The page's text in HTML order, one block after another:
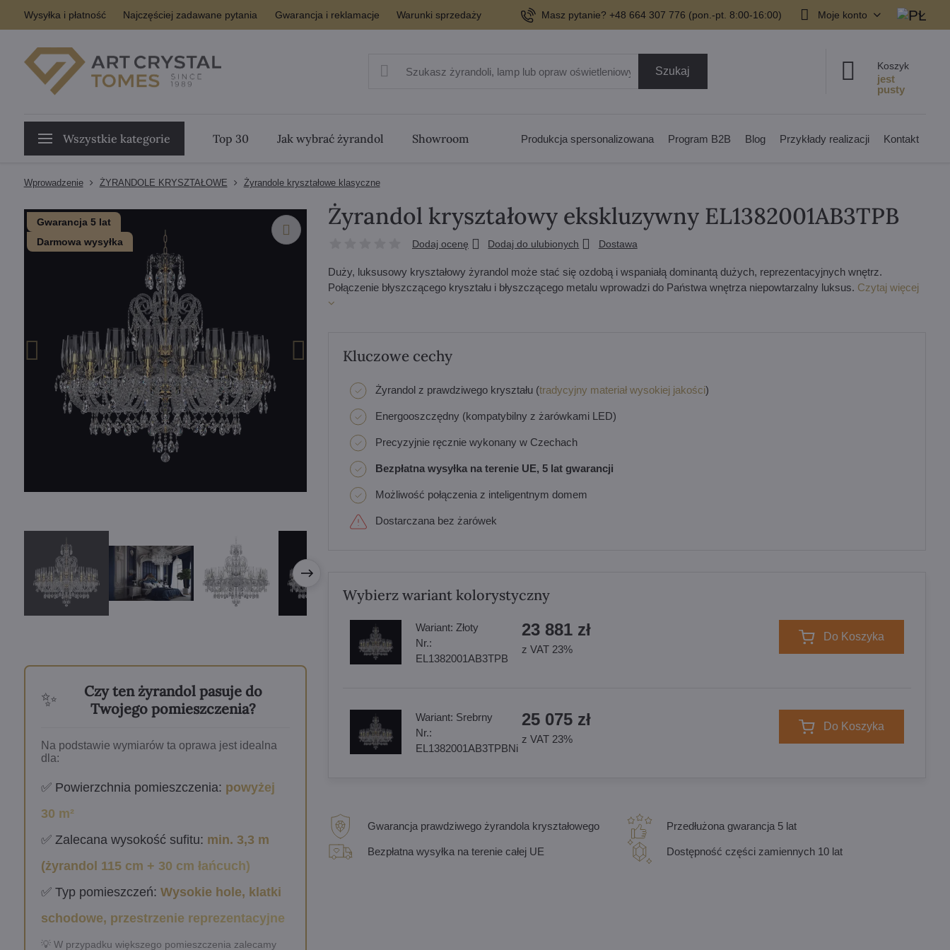
Wysyłka i płatność Najczęściej zadawane pytania Gwarancja i reklamacje Warunki sprzedaży Masz pytanie? +48 664 307 776 (pon.-pt. 8:00-16:00) Moje konto
Szukaj Koszyk
Wszystkie kategorie Top 30 Jak wybrać żyrandol Showroom Produkcja spersonalizowana Program B2B Blog Przykłady realizacji Kontakt
Wprowadzenie ŻYRANDOLE KRYSZTAŁOWE Żyrandole kryształowe klasyczne
Gwarancja 5 lat
Darmowa wysyłka
✨
Czy ten żyrandol pasuje do
Twojego pomieszczenia?
Na podstawie wymiarów ta oprawa jest idealna
dla:
✅ Powierzchnia pomieszczenia: powyżej
30 m²
✅ Zalecana wysokość sufitu: min. 3,3 m
(żyrandol 115 cm + 30 cm łańcuch)
✅ Typ pomieszczeń: Wysokie hole, klatki
schodowe, przestrzenie reprezentacyjne
💡 W przypadku większego pomieszczenia zalecamy
Żyrandol kryształowy ekskluzywny EL1382001AB3TPB
Dodaj ocenę Dodaj do ulubionych Dostawa
Duży, luksusowy kryształowy żyrandol może stać się ozdobą i wspaniałą dominantą dużych, reprezentacyjnych wnętrz.
Połączenie błyszczącego kryształu i błyszczącego metalu wprowadzi do Państwa wnętrza niepowtarzalny luksus. Czytaj więcej
Kluczowe cechy
Żyrandol z prawdziwego kryształu (tradycyjny materiał wysokiej jakości)
Energooszczędny (kompatybilny z żarówkami LED)
Precyzyjnie ręcznie wykonany w Czechach
Bezpłatna wysyłka na terenie UE, 5 lat gwarancji
Możliwość połączenia z inteligentnym domem
Dostarczana bez żarówek
Wybierz wariant kolorystyczny
Wariant: Złoty
Nr.:
EL1382001AB3TPB
23 881 zł
z VAT 23%
Do Koszyka
Wariant: Srebrny
Nr.:
EL1382001AB3TPBNi
25 075 zł
z VAT 23%
Do Koszyka
Gwarancja prawdziwego żyrandola kryształowego
Bezpłatna wysyłka na terenie całej UE
Przedłużona gwarancja 5 lat
Dostępność części zamiennych 10 lat